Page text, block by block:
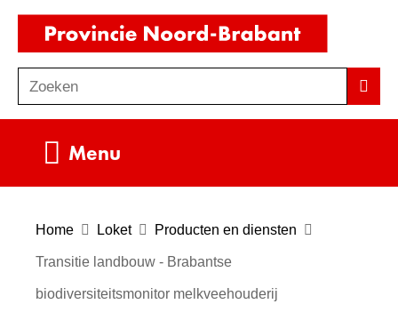
Ga
de
inhoud
o
e
Zoeken
Menu
Home Loket Producten en diensten
Transitie landbouw - Brabantse
biodiversiteitsmonitor melkveehouderij